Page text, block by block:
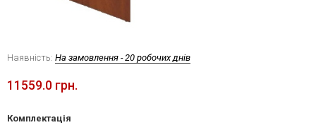
Наявність: На замовлення - 20 робочих днів
11559.0 грн.
Комплектація